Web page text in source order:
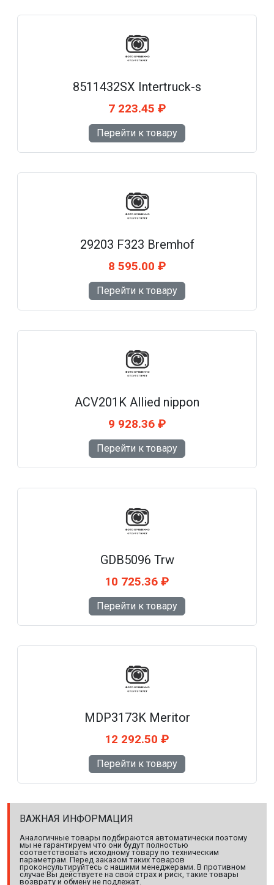
8511432SX Intertruck-s
7 223.45 ₽
Перейти к товару
29203 F323 Bremhof
8 595.00 ₽
Перейти к товару
ACV201K Allied nippon
9 928.36 ₽
Перейти к товару
GDB5096 Trw
10 725.36 ₽
Перейти к товару
MDP3173K Meritor
12 292.50 ₽
Перейти к товару
ВАЖНАЯ ИНФОРМАЦИЯ
Аналогичные товары подбираются автоматически поэтому
мы не гарантируем что они будут полностью
соответствовать исходному товару по техническим
параметрам. Перед заказом таких товаров
проконсультируйтесь с нашими менеджерами. В противном
случае Вы действуете на свой страх и риск, такие товары
возврату и обмену не подлежат.